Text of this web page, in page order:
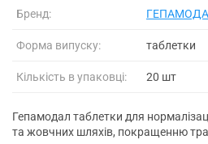
Бренд:
Форма випуску: таблетки
Кількість в упаковці: 20 шт
Гепамодал таблетки для
та жовчних шляхів, покращенню